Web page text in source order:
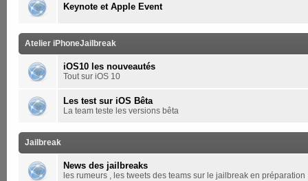
Keynote et Apple Event
Atelier iPhoneJailbreak
iOS10 les nouveautés
Tout sur iOS 10
Les test sur iOS Bêta
La team teste les versions bêta
Jailbreak
News des jailbreaks
les rumeurs , les tweets des teams sur le jailbreak en préparation